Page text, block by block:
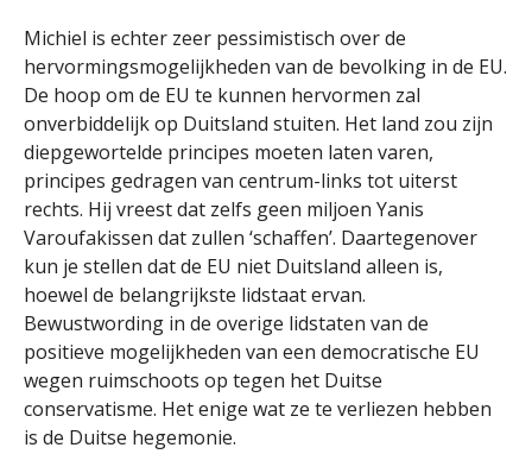
Michiel is echter zeer pessimistisch over de
hervormingsmogelijkheden van de bevolking in de EU.
De hoop om de EU te kunnen hervormen zal
onverbiddelijk op Duitsland stuiten. Het land zou zijn
diepgewortelde principes moeten laten varen,
principes gedragen van centrum-links tot uiterst
rechts. Hij vreest dat zelfs geen miljoen Yanis
Varoufakissen dat zullen ‘schaffen’. Daartegenover
kun je stellen dat de EU niet Duitsland alleen is,
hoewel de belangrijkste lidstaat ervan.
Bewustwording in de overige lidstaten van de
positieve mogelijkheden van een democratische EU
wegen ruimschoots op tegen het Duitse
conservatisme. Het enige wat ze te verliezen hebben
is de Duitse hegemonie.